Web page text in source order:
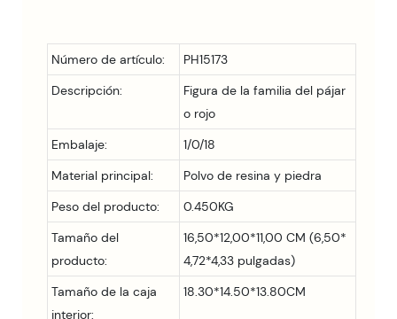
Número de artículo:
PH15173
Descripción:
Figura de la familia del pájar
o rojo
Embalaje:
1/0/18
Material principal:
Polvo de resina y piedra
Peso del producto:
0.450KG
Tamaño del
producto:
16,50*12,00*11,00 CM (6,50*
4,72*4,33 pulgadas)
Tamaño de la caja
interior:
18.30*14.50*13.80CM